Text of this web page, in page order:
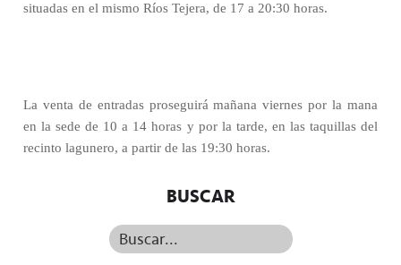
situadas en el mismo Ríos Tejera, de 17 a 20:30 horas.
La venta de entradas proseguirá mañana viernes por la mana
en la sede de 10 a 14 horas y por la tarde, en las taquillas del
recinto lagunero, a partir de las 19:30 horas.
BUSCAR
Buscar...